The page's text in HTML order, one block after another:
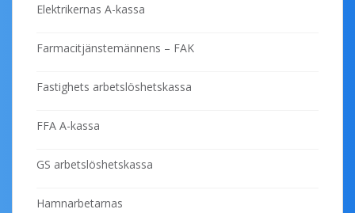
Elektrikernas A-kassa
Farmacitjänstemännens – FAK
Fastighets arbetslöshetskassa
FFA A-kassa
GS arbetslöshetskassa
Hamnarbetarnas